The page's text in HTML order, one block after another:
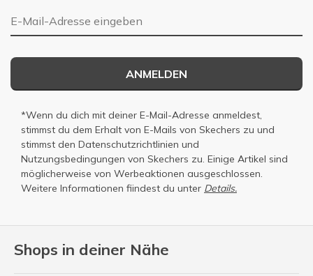
Shops in deiner Nähe
E-Mail-Adresse
ANMELDEN
*Wenn du dich mit deiner E-Mail-Adresse anmeldest,
stimmst du dem Erhalt von E-Mails von Skechers zu und
stimmst den Datenschutzrichtlinien und
Nutzungsbedingungen von Skechers zu. Einige Artikel sind
möglicherweise von Werbeaktionen ausgeschlossen.
Weitere Informationen fiindest du unter Details.